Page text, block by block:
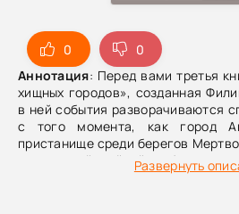
0
0
Аннотация: Перед вами третья
хищных городов», созданная
в ней события разворачиваются
с того момента, как город
пристанище среди берегов
охваченный войной и болью,
Городок стал неподвижным
Развернуть